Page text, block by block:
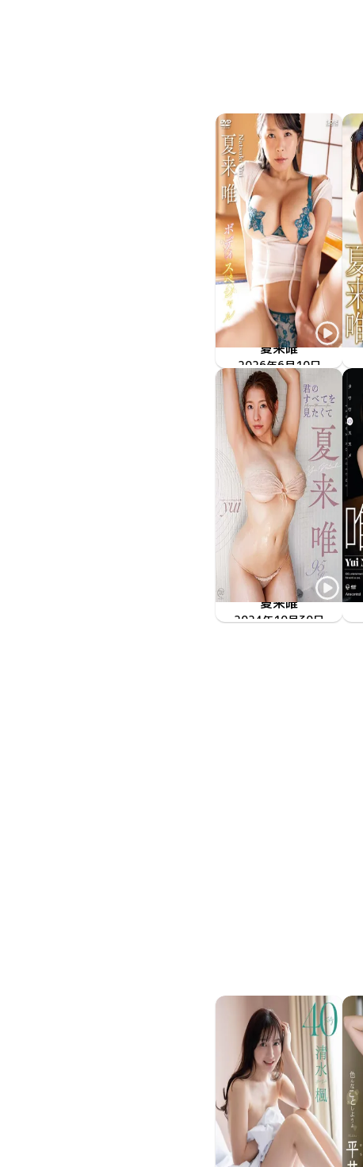
夏来唯
ボディスペシャル
LCDV-41427
2026年6月10日
夏来唯
君のすべてを見たくて
MMR-AZ459
2024年10月30日